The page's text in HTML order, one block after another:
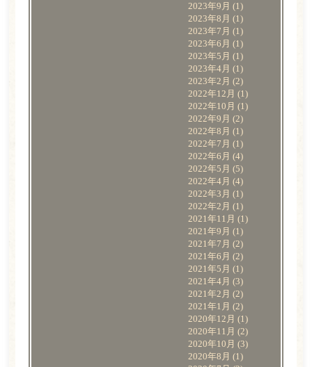
2023年9月 (1)
2023年8月 (1)
2023年7月 (1)
2023年6月 (1)
2023年5月 (1)
2023年4月 (1)
2023年2月 (2)
2022年12月 (1)
2022年10月 (1)
2022年9月 (2)
2022年8月 (1)
2022年7月 (1)
2022年6月 (4)
2022年5月 (5)
2022年4月 (4)
2022年3月 (1)
2022年2月 (1)
2021年11月 (1)
2021年9月 (1)
2021年7月 (2)
2021年6月 (2)
2021年5月 (1)
2021年4月 (3)
2021年2月 (2)
2021年1月 (2)
2020年12月 (1)
2020年11月 (2)
2020年10月 (3)
2020年8月 (1)